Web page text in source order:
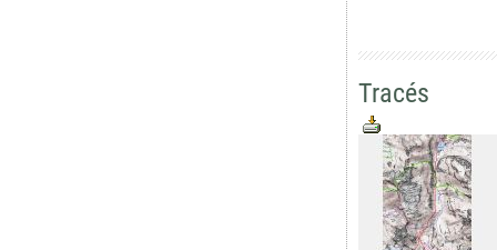
Tracés